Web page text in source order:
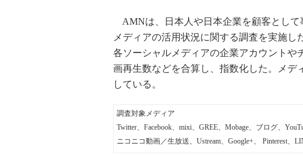
AMNは、日本人や日本企業を顧客として
メディアの活用状況に関する調査を実施し
各ソーシャルメディアの企業アカウントや
画再生数などを合算し、指数化した。メデ
している。
調査対象メディア
Twitter、Facebook、mixi、GREE、Mobage、ブログ、
ニコニコ動画／生放送、Ustream、Google+、 Pinterest、